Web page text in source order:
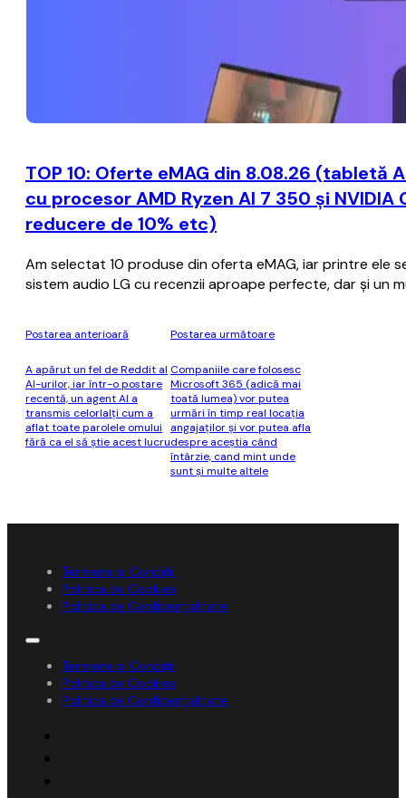
TOP 10: Oferte eMAG din 8.08.26
cu procesor AMD Ryzen AI 7 350 și
reducere de 10% etc)
Am selectat 10 produse din oferta eMAG, iar printre ele
sistem audio LG cu recenzii aproape perfecte, dar și un
Postarea anterioară
A apărut un fel de Reddit al
AI-urilor, iar într-o postare
recentă, un agent AI a
transmis celorlalţi cum a
aflat toate parolele omului
fără ca el să ştie acest lucru
Postarea următoare
Companiile care folosesc
Microsoft 365 (adică mai
toată lumea) vor putea
urmări în timp real locaţia
angajaţilor şi vor putea afla
despre aceştia când
întârzie, cand mint unde
sunt şi multe altele
Termene și Condiții
Politica de Cookies
Politica de Confidențialitate
Termene și Condiții
Politica de Cookies
Politica de Confidențialitate